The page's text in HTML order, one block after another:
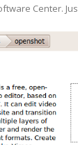
Center.